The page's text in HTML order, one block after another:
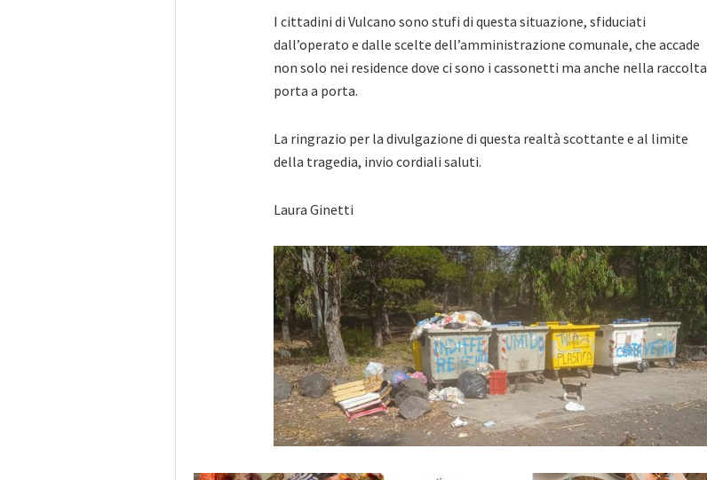
I cittadini di Vulcano sono stufi di questa situazione, sfiduciati
dall’operato e dalle scelte dell’amministrazione comunale, che accade
non solo nei residence dove ci sono i cassonetti ma anche nella raccolta
porta a porta.
La ringrazio per la divulgazione di questa realtà scottante e al limite
della tragedia, invio cordiali saluti.
Laura Ginetti